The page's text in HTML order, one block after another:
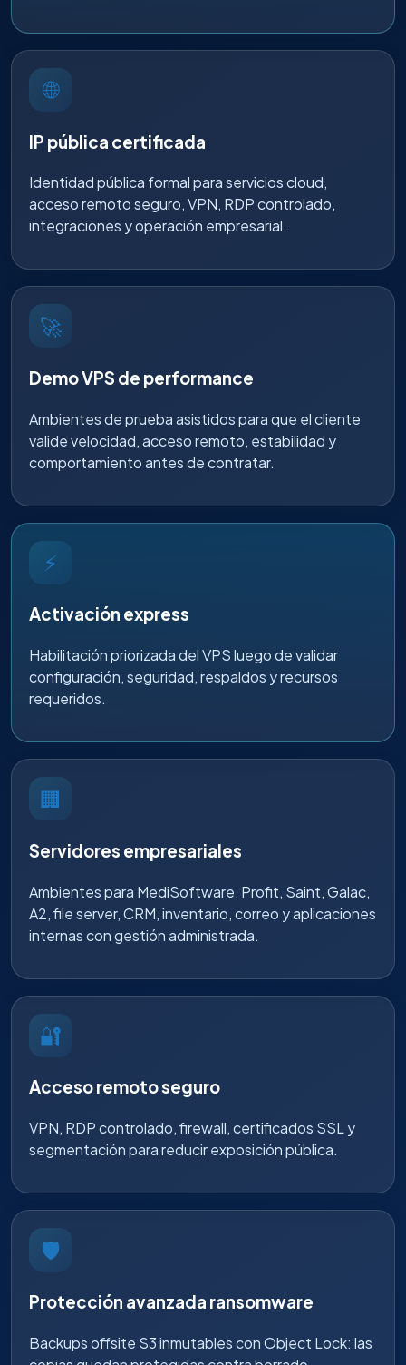
🌐
IP pública certificada
Identidad pública formal para servicios cloud,
acceso remoto seguro, VPN, RDP controlado,
integraciones y operación empresarial.
🚀
Demo VPS de performance
Ambientes de prueba asistidos para que el cliente
valide velocidad, acceso remoto, estabilidad y
comportamiento antes de contratar.
⚡
Activación express
Habilitación priorizada del VPS luego de validar
configuración, seguridad, respaldos y recursos
requeridos.
🏢
Servidores empresariales
Ambientes para MediSoftware, Profit, Saint, Galac,
A2, file server, CRM, inventario, correo y aplicaciones
internas con gestión administrada.
🔐
Acceso remoto seguro
VPN, RDP controlado, firewall, certificados SSL y
segmentación para reducir exposición pública.
🛡️
Protección avanzada ransomware
Backups offsite S3 inmutables con Object Lock: las